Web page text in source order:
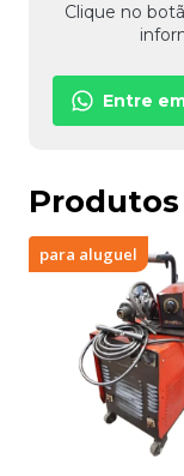
Clique no
Entre
para aluguel